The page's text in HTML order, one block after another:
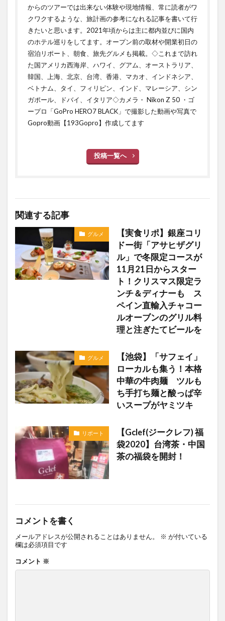
からのツアーでは出来ない体験や現地情報、常に読者がワ
クワクするような、旅計画の参考になれる記事を書いて行
きたいと思います。2021年頃からは主に都内並びに国内
のホテル巡りをしてます。オープン前の取材や開業初日の
宿泊リポート、朝食、旅先グルメも掲載。◇これまで訪れ
た国アメリカ西海岸、ハワイ、グアム、オーストラリア、
韓国、上海、北京、台湾、香港、マカオ、インドネシア、
ベトナム、タイ、フィリピン、インド、マレーシア、シン
ガポール、ドバイ、イタリア◇カメラ・ Nikon Z 50 ・ゴ
ープロ「GoPro HERO7 BLACK」で撮影した動画や写真で
Gopro動画【193Gopro】作成してます
投稿一覧へ
関連する記事
グルメ
【実食リポ】銀座コリ
ドー街「アサヒザグリ
ル」で冬限定コースが
11月21日からスター
ト！クリスマス限定ラ
ンチ＆ディナーも ス
ペイン直輸入チャコー
ルオーブンのグリル料
理と注ぎたてビールを
グルメ
【池袋】「サフェイ」
ローカルも集う！本格
中華の牛肉麺 ツルも
ち手打ち麺と酸っぱ辛
いスープがヤミツキ
リポート
【Gclef(ジークレフ) 福
袋2020】台湾茶・中国
茶の福袋を開封！
コメントを書く
メールアドレスが公開されることはありません。 ※ が付いている
欄は必須項目です
コメント ※